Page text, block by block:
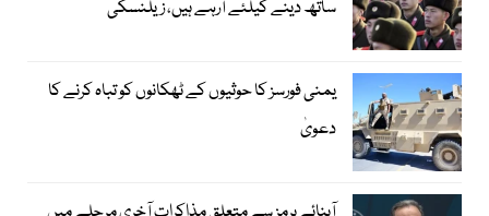
ساتھ دینے کیلئے آرہے ہیں، زیلنسکی
یمنی فورسز کا حوثیوں کے ٹھکانوں کو تباہ کرنے کا
دعویٰ